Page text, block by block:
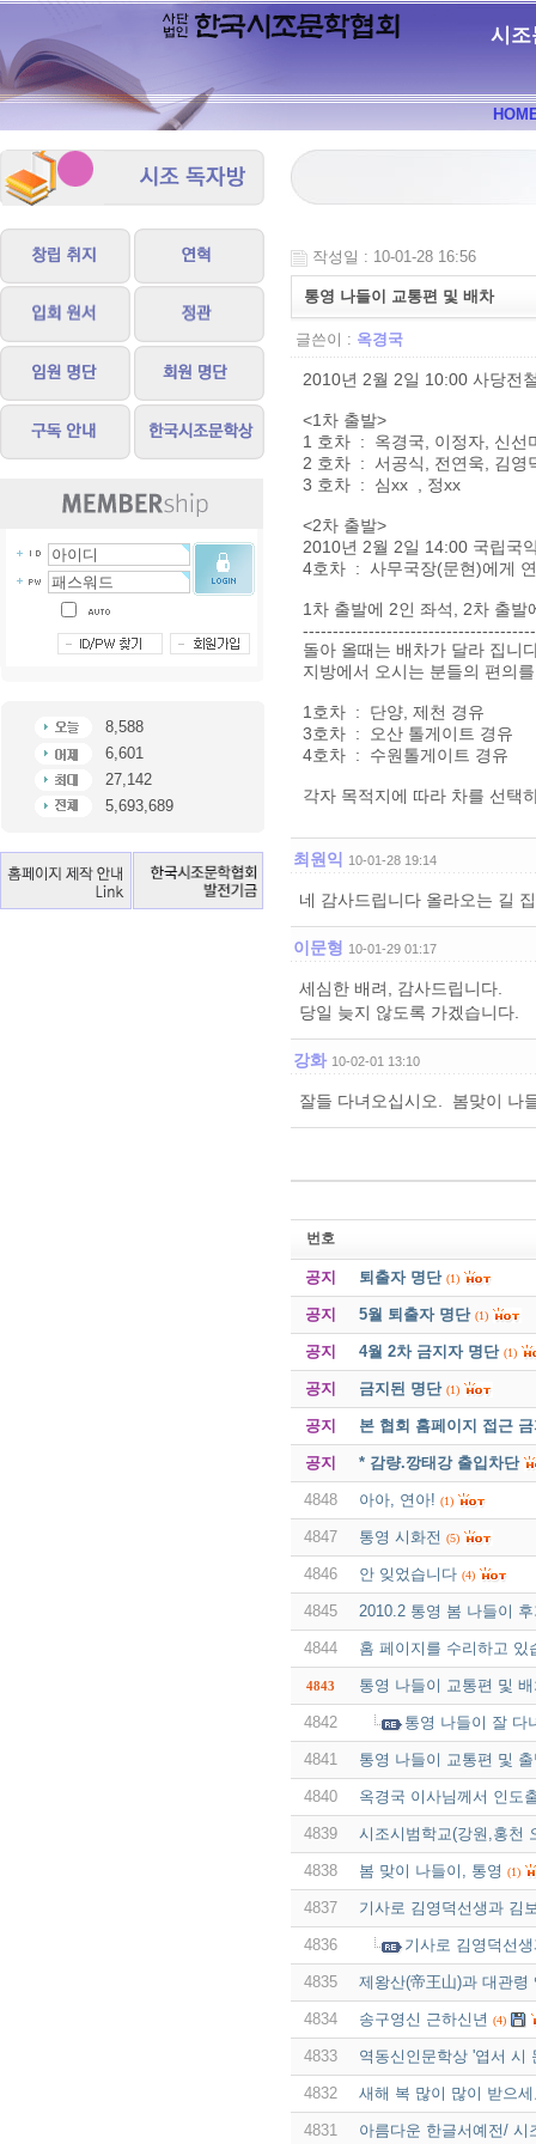
시조
8,588
6,601
27,142
5,693,689
작성일 : 10-01-28 16:56
통영 나들이 교통편 및 배차
글쓴이 : 옥경국
2010년 2월 2일 10:00 사당전
<1차 출발>
1 호차 : 옥경국, 이정자, 신선
2 호차 : 서공식, 전연욱, 김영
3 호차 : 심xx , 정xx
<2차 출발>
2010년 2월 2일 14:00 국립국
4호차 : 사무국장(문현)에게
1차 출발에 2인 좌석, 2차 출발
돌아 올때는 배차가 달라 집니
지방에서 오시는 분들의 편의
1호차 : 단양, 제천 경유
3호차 : 오산 톨게이트 경유
4호차 : 수원톨게이트 경유
각자 목적지에 따라 차를 선택
최원익 10-01-28 19:14
네 감사드립니다 올라오는 길
이문형 10-01-29 01:17
세심한 배려, 감사드립니다.
당일 늦지 않도록 가겠습니다.
강화 10-02-01 13:10
잘들 다녀오십시오. 봄맞이 나
번호
공지 퇴출자 명단 (1)
공지 5월 퇴출자 명단 (1)
공지 4월 2차 금지자 명단 (1)
공지 금지된 명단 (1)
공지 본 협회 홈페이지 접근
공지 * 감량.깡태강 출입차단
4848 아아, 연아! (1)
4847 통영 시화전 (5)
4846 안 잊었습니다 (4)
4845 2010.2 통영 봄 나들이
4844 홈 페이지를 수리하고 있
4843 통영 나들이 교통편 및 배
4842 통영 나들이 잘 다
4841 통영 나들이 교통편 및
4840 옥경국 이사님께서 인도
4839 시조시범학교(강원,홍천
4838 봄 맞이 나들이, 통영 (1)
4837 기사로 김영덕선생과 김
4836 기사로 김영덕선
4835 제왕산(帝王山)과 대관
4834 송구영신 근하신년 (4)
4833 역동신인문학상 '엽서 시
4832 새해 복 많이 많이 받으세
4831 아름다운 한글서예전/ 시